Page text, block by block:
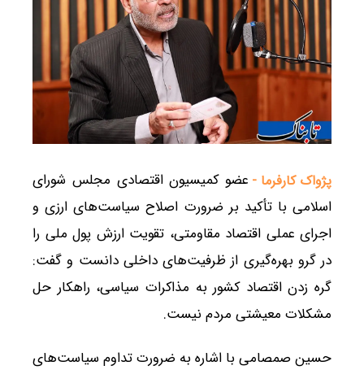
پژواک کارفرما - عضو کمیسیون اقتصادی مجلس شورای
اسلامی با تأکید بر ضرورت اصلاح سیاست‌های ارزی و
اجرای عملی اقتصاد مقاومتی، تقویت ارزش پول ملی را
در گرو بهره‌گیری از ظرفیت‌های داخلی دانست و گفت:
گره زدن اقتصاد کشور به مذاکرات سیاسی، راهکار حل
مشکلات معیشتی مردم نیست.
حسین صمصامی با اشاره به ضرورت تداوم سیاست‌های